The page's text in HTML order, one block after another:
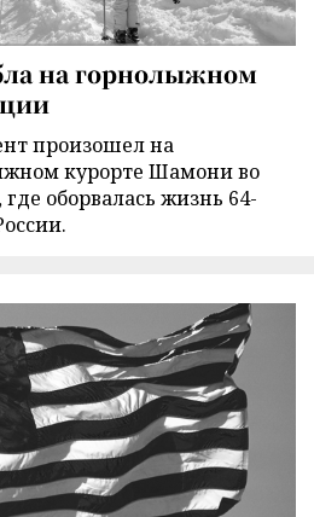
на горнолыжном
произошел на
курорте Шамони во
оборвалась жизнь 64-